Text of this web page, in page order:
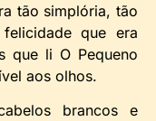
tão simplória, tão
que era
que li O Pequeno
aos olhos.
brancos e